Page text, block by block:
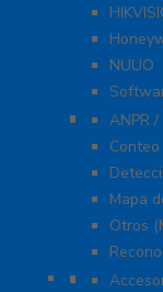
NUUO
ANPR /
Mapa
Otros